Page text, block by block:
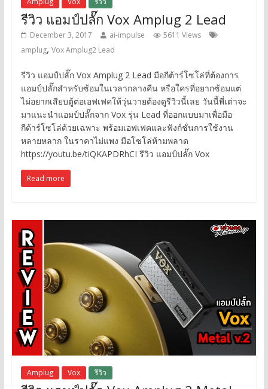
รีวิว แอมป์ปลั๊ก Vox Amplug 2 Lead
December 3, 2017 ai-impulse
5611 Views
amplug, Vox Amplug2 Lead
รีวิว แอมป์ปลั๊ก Vox Amplug 2 Lead มือกีต้าร์โซโล่ที่ต้องการ
แอมป์ปลั๊กสำหรับซ้อมในเวลากลางคืน หรือใครที่อยากซ้อมแต่
ไม่อยากเสียบตู้ต่อเอฟเฟคให้วุ่นวายต้องดูรีวิวนี้เลย วันนี้พี่เต่าจะ
มาแนะนำแอมป์ปลั๊กจาก Vox รุ่น Lead ที่ออกแบบมาเพื่อมือ
กีต้าร์โซโล่ด้วยเฉพาะ พร้อมเอฟเฟคและฟังก์ชั่นการใช้งาน
หลายหลาก ในราคาไม่แพง มือโซโล่ห้ามพลาด
https://youtu.be/tiQKAPDRhCI รีวิว แอมป์ปลั๊ก Vox
Read more
Amplug Vox รีวิว